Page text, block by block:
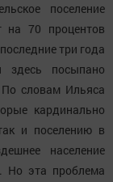
поселение
на 70 процентов
три года
здесь посыпано
По словам Ильяса
кардинально
и поселению в
население
Но эта проблема